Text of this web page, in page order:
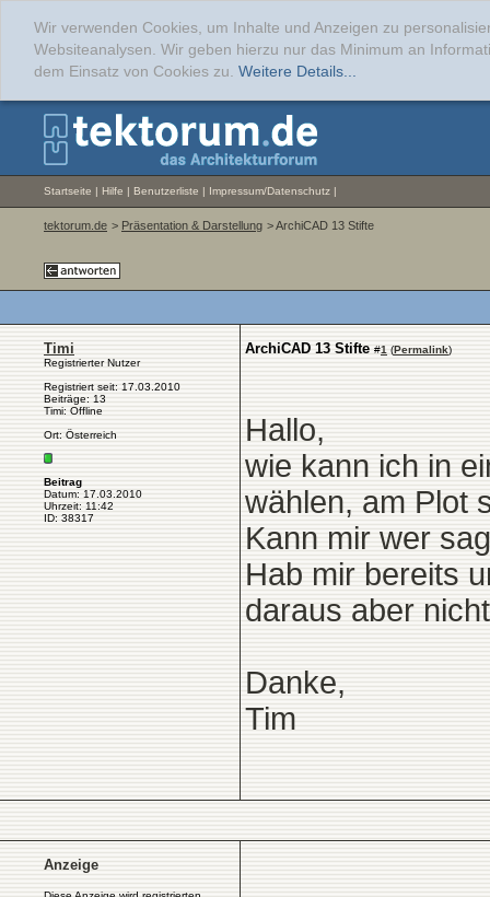
Wir verwenden Cookies, um Inhalte und Anzeigen zu
Websiteanalysen. Wir geben hierzu nur das Minimum an
dem Einsatz von Cookies zu. Weitere Details...
Startseite | Hilfe | Benutzerliste | Impressum/Datenschutz |
tektorum.de > Präsentation & Darstellung > ArchiCAD 13 Stifte
Timi
Registrierter Nutzer
Registriert seit: 17.03.2010
Beiträge: 13
Timi: Offline
Ort: Österreich
Beitrag
Datum: 17.03.2010
Uhrzeit: 11:42
ID: 38317
ArchiCAD 13 Stifte #1 (Permalink)
Hallo,
wie kann ich in
wählen, am Plot
Kann mir wer
Hab mir bereits
daraus aber
Danke,
Tim
Anzeige